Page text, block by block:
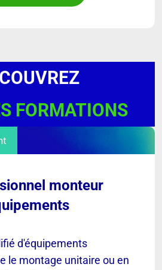
FORMATIONS
monteur
d'équipements
le montage unitaire ou en